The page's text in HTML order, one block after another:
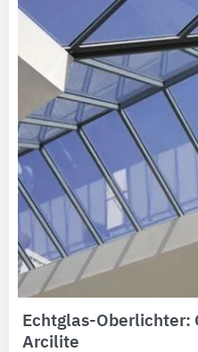
Echtglas-
Arcilite